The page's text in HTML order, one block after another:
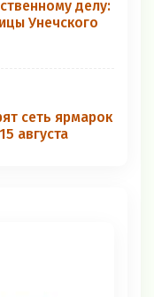
делу:
Унечского
сеть ярмарок
августа